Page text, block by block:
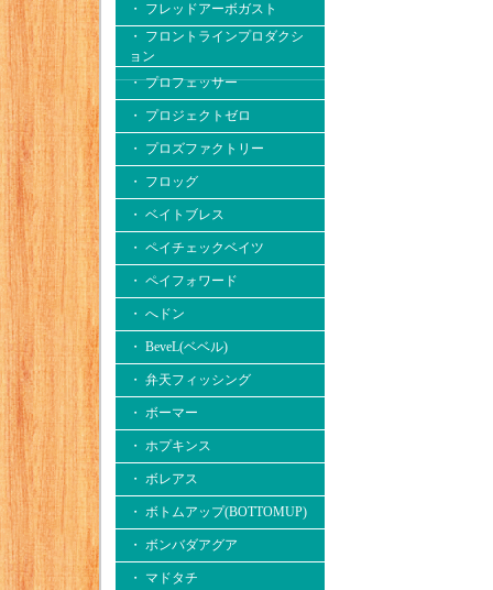
・ フレッドアーボガスト
・ フロントラインプロダクシ
ョン
・ プロフェッサー
・ プロジェクトゼロ
・ プロズファクトリー
・ フロッグ
・ ベイトブレス
・ ペイチェックベイツ
・ ペイフォワード
・ へドン
・ BeveL(ベベル)
・ 弁天フィッシング
・ ボーマー
・ ホプキンス
・ ボレアス
・ ボトムアップ(BOTTOMUP)
・ ボンバダアグア
・ マドタチ